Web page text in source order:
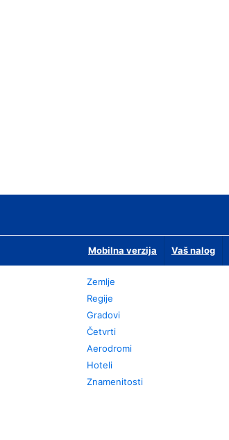
Mobilna verzija Vaš nalog
Zemlje
Regije
Gradovi
Četvrti
Aerodromi
Hoteli
Znamenitosti